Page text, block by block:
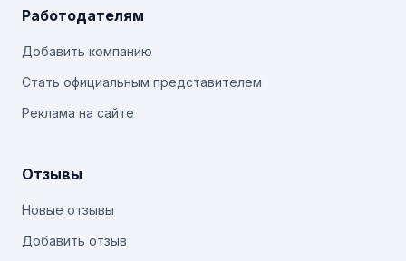
Работодателям
Добавить компанию
Стать официальным представителем
Реклама на сайте
Отзывы
Новые отзывы
Добавить отзыв